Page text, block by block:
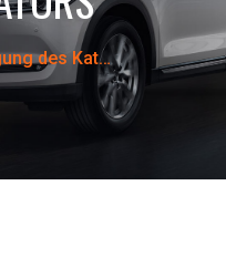
Reinigung des Katalysators